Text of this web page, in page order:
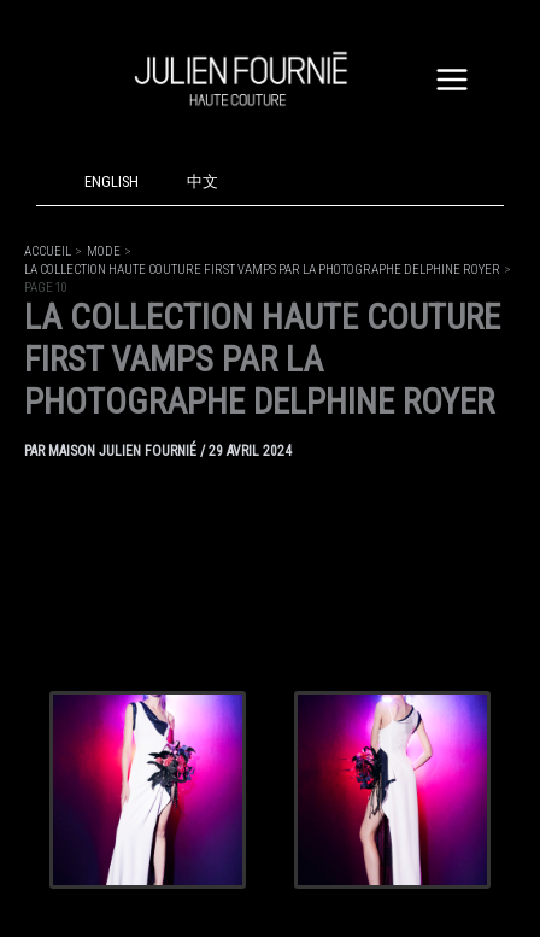
ENGLISH 中文
ACCUEIL
MODE
LA COLLECTION HAUTE COUTURE FIRST VAMPS PAR LA PHOTOGRAPHE DELPHINE ROYER
PAGE 10
LA COLLECTION HAUTE COUTURE
FIRST VAMPS PAR LA
PHOTOGRAPHE DELPHINE ROYER
PAR MAISON JULIEN FOURNIÉ /29 AVRIL 2024